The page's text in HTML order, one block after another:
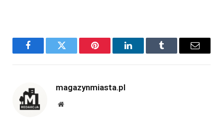
FacebookTwitter Pinterest LinkedInTumblr Email
magazynmiasta.pl
Website